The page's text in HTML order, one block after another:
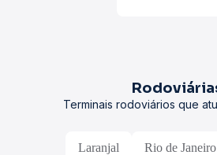
Terminais rodoviários que
Laranjal Rio de